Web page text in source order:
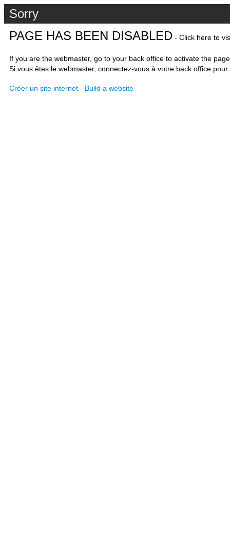
Sorry
PAGE HAS BEEN DISABLED - Click here to
If you are the webmaster, go to your back office to activate the
Si vous êtes le webmaster, connectez-vous à votre back office
Créer un site internet - Build a website